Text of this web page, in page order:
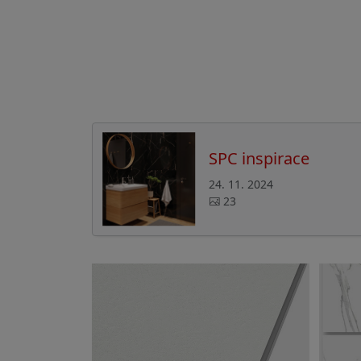
SPC inspirace
24. 11. 2024
23